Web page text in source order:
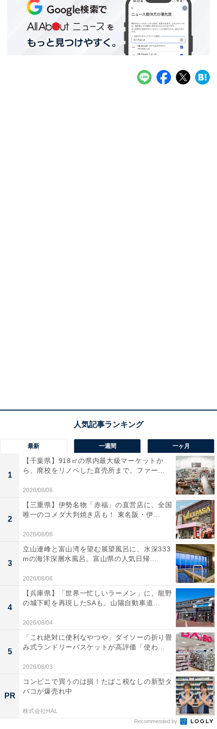
最新 一週間 一ヶ月
1
【千葉県】918㎡の県内最大級マーケットか
ら、廃校をリノベした直売所まで。ファー...
2026/08/06
2
【三重県】伊勢名物「赤福」の直営店に、全国
唯一のコメダ大判焼き店も！ 東名阪・伊...
2026/08/06
3
立山連峰と富山湾を望む展望風呂に、水深333
mの海洋深層水風呂。富山県の人気日帰...
2026/08/06
4
【兵庫県】「世界一忙しいラーメン」に、龍野
の城下町を再現したSAも。山陽自動車道...
2026/08/04
5
「これ絶対に便利なやつや」ダイソーの折り畳
み式ランドリーバスケットが高評価「使わ...
2026/08/03
PR
コンビニで買うのは損！たばこ税なしの新型タ
バコが爆売れ中
株式会社HAL
Recommended by